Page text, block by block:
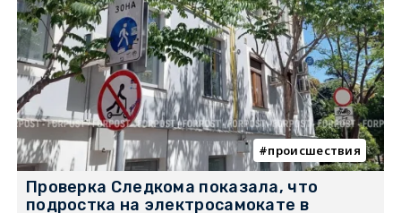
происшествия
Проверка Следкома показала, что
подростка на электросамокате в